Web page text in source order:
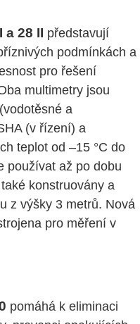
a 28 II představují
podmínkách a
pro řešení
multimetry jsou
a
(v řízení) a
teplot od –15 °C do
používat až po dobu
konstruovány a
z výšky 3 metrů. Nová
pro měření v
pomáhá k eliminaci